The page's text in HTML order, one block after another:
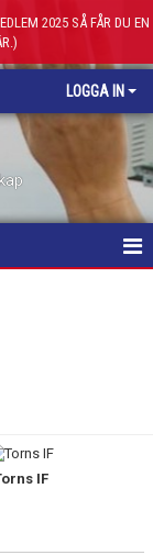
2025 SÅ FÅR DU EN
LOGGA IN
IF